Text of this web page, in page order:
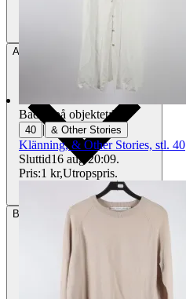
Avhämtning
Betalning Via Tradera
Badge på objektet:Ny
40 | & Other Stories
Klänning, & Other Stories, stl. 40
Sluttid16 aug 20:09.
Pris:1 kr,Utropspris.